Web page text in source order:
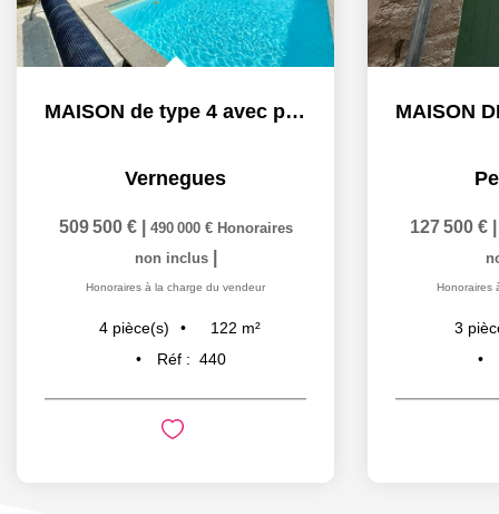
MAISON de type 4 avec piscine et garage
Vernegues
509 500 € 490 000 € Honoraires
non inclus
Honoraires à la charge du vendeur
4 pièce(s) 122 m²
Réf : 440
127 500 €
Honoraires
3